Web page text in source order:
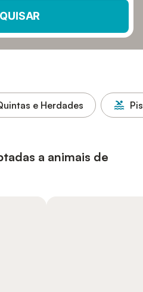
e Herdades
a animais de